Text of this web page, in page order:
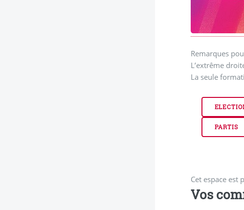
Remarques
L’extrême
La seule
PARTIS
Cet espace est
Vos